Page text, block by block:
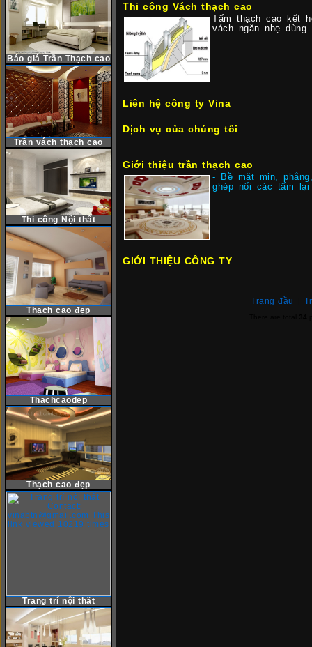
Báo giá Trần Thạch cao
Trần vách thạch cao
Thi công Nội thất
Thạch cao đẹp
Thachcaodep
Thạch cao đẹp
Trang trí nội thất
Thi công Vách thạch cao
Tấm thạch cao kết
vách ngăn nhẹ
Liên hệ công ty Vina
Dịch vụ của chúng tôi
Giới thiệu trần thạch cao
- Bề mặt mịn,
ghép nối các tấm
GIỚI THIỆU CÔNG TY
Trang đầu